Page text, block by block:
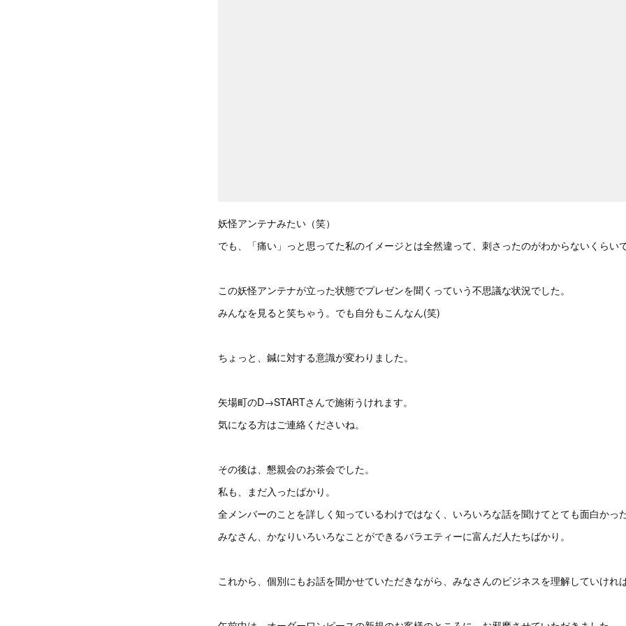
妖怪アンテナみたい（笑）
でも、「痛い」っと思ってた私のイメージとは全然違って、刺さったのがわからないくらい
この妖怪アンテナが立った状態でプレゼンを聞くっていう不思議な状況でした。
みんなを見ると笑ちゃう。でも自分もこんなん(笑)
ちょっと、鍼に対する意識が変わりました。
矢場町のD→STARTさんで施術うけれます。
気になる方はご連絡くださいね。
その後は、懇親会のお茶会でした。
私も、まだ入ったばかり。
全メンバーのことを詳しく知っているわけではなく、いろいろな話を聞けてとても面白かっ
みなさん、かなりいろいろなことができるバラエティーに富んだ人たちばかり。
これから、個別にもお話を聞かせていただきながら、みなさんのビジネスを理解していけれ